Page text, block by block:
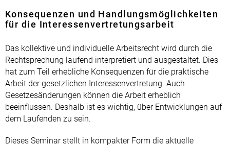
Konsequenzen und Handlungsmöglichkeiten
für die Interessenvertretungsarbeit
Das kollektive und individuelle Arbeitsrecht wird durch die
Rechtsprechung laufend interpretiert und ausgestaltet. Dies
hat zum Teil erhebliche Konsequenzen für die praktische
Arbeit der gesetzlichen Interessenvertretung. Auch
Gesetzesänderungen können die Arbeit erheblich
beeinflussen. Deshalb ist es wichtig, über Entwicklungen auf
dem Laufenden zu sein.
Dieses Seminar stellt in kompakter Form die aktuelle